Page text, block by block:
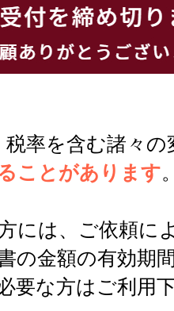
税率を含む諸々
ことがあります
には、ご依頼に
の金額の有効期
要な方はご利用